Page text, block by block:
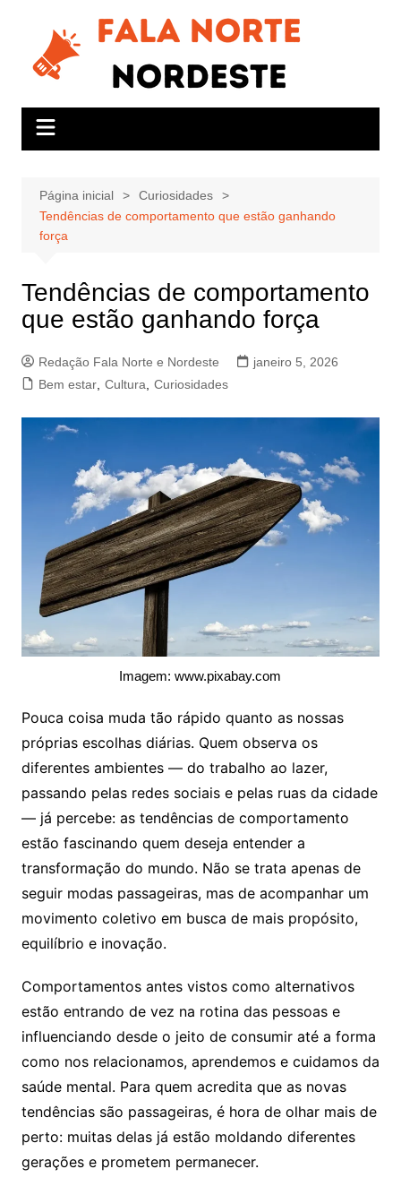
conteúdo
Página inicial
Curiosidades
Tendências de comportamento que estão ganhando
força
Tendências de comportamento
que estão ganhando força
Redação Fala Norte e Nordeste
janeiro 5, 2026
Bem estar, Cultura Curiosidades
Imagem: www.pixabay.com
Pouca coisa muda tão rápido quanto as nossas
próprias escolhas diárias. Quem observa os
diferentes ambientes — do trabalho ao lazer,
passando pelas redes sociais e pelas ruas da cidade
— já percebe: as tendências de comportamento
estão fascinando quem deseja entender a
transformação do mundo. Não se trata apenas de
seguir modas passageiras, mas de acompanhar um
movimento coletivo em busca de mais propósito,
equilíbrio e inovação.
Comportamentos antes vistos como alternativos
estão entrando de vez na rotina das pessoas e
influenciando desde o jeito de consumir até a forma
como nos relacionamos, aprendemos e cuidamos da
saúde mental. Para quem acredita que as novas
tendências são passageiras, é hora de olhar mais de
perto: muitas delas já estão moldando diferentes
gerações e prometem permanecer.